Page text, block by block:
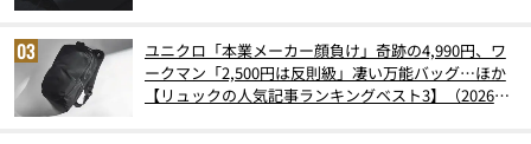
ユニクロ「本業メーカー顔負け」奇跡の4,990円、ワ
ークマン「2,500円は反則級」凄い万能バッグ…ほか
【リュックの人気記事ランキングベスト3】（2026年